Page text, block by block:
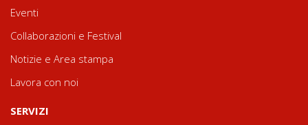
Eventi
Collaborazioni e Festival
Notizie e Area stampa
Lavora con noi
SERVIZI